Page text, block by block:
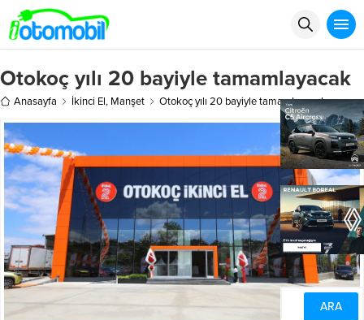
Otokoç yılı 20 bayiyle tamamlayacak
Anasayfa İkinci El, Manşet Otokoç yılı 20 bayiyle tamamlayacak